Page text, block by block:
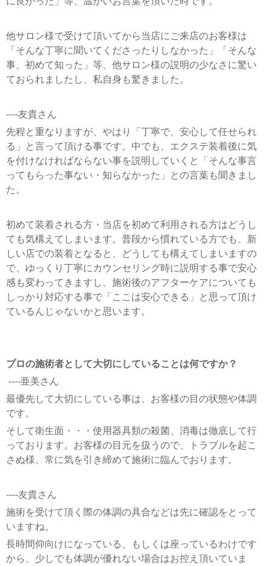
他サロン様で受けて頂いてから当店にご来店のお客様は
「そんな丁寧に聞いてくださったりしなかった」「そんな
事、初めて知った」等、他サロン様の説明の少なさに驚い
ておられましたし、私自身も驚きました。
----友貴さん
先程と重なりますが、やはり「丁寧で、安心して任せられ
る」と言って頂ける事です。中でも、エクステ装着後に気
を付けなければならない事を説明していくと「そんな事言
ってもらった事ない・知らなかった」との言葉も聞きまし
た。
初めて装着される方・当店を初めて利用される方はどうし
ても気構えてしまいます。普段から慣れている方でも、新
しい店での装着となると、どうしても構えてしまいますの
で、ゆっくり丁寧にカウンセリング時に説明する事で安心
感も変わってきますし、施術後のアフターケアについても
しっかり対応する事で「ここは安心できる」と思って頂け
ているんじゃないかと思います。
プロの施術者として大切にしていることは何ですか？
----亜美さん
最優先して大切にしている事は、お客様の目の状態や体調
です。
そして衛生面・・・使用器具類の殺菌、消毒は徹底して行
っております。お客様の目元を扱うので、トラブルを起こ
さぬ様、常に気を引き締めて施術に臨んでおります。
----友貴さん
施術を受けて頂く際の体調の具合などは先に確認をとって
いますね。
長時間仰向けになっている、もしくは座っているわけです
から、少しでも体調が優れない場合はお控え頂いていま